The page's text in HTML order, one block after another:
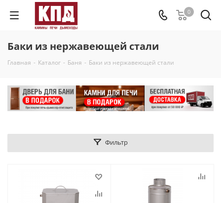
0
Баки из нержавеющей стали
Главная - Каталог - Баня - Баки из нержавеющей стали
Фильтр